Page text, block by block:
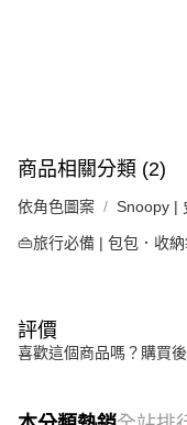
商品相關分類 (2)
依角色圖案 Snoopy |
👜旅行必備 | 包包．收
評價
喜歡這個商品嗎？購買